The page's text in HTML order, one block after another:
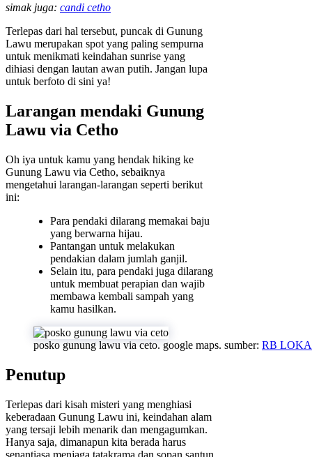
simak juga: candi cetho
Terlepas dari hal tersebut, puncak di Gunung
Lawu merupakan spot yang paling sempurna
untuk menikmati keindahan sunrise yang
dihiasi dengan lautan awan putih. Jangan lupa
untuk berfoto di sini ya!
Larangan mendaki Gunung
Lawu via Cetho
Oh iya untuk kamu yang hendak hiking ke
Gunung Lawu via Cetho, sebaiknya
mengetahui larangan-larangan seperti berikut
ini:
Para pendaki dilarang memakai baju
yang berwarna hijau.
Pantangan untuk melakukan
pendakian dalam jumlah ganjil.
Selain itu, para pendaki juga dilarang
untuk membuat perapian dan wajib
membawa kembali sampah yang
kamu hasilkan.
posko gunung lawu via ceto. google maps. sumber: RB
Penutup
Terlepas dari kisah misteri yang menghiasi
keberadaan Gunung Lawu ini, keindahan alam
yang tersaji lebih menarik dan mengagumkan.
Hanya saja, dimanapun kita berada harus
senantiasa menjaga tatakrama dan sopan santun